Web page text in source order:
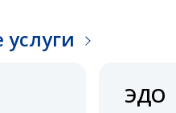
ЭДО